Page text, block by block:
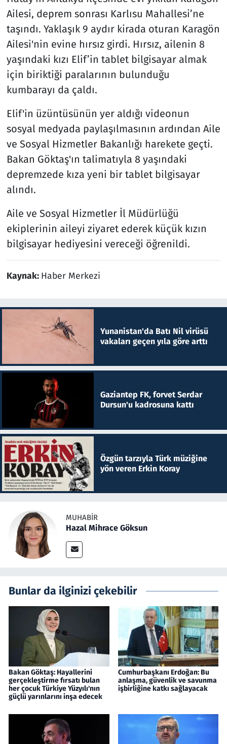
Ailesi, deprem sonrası Karlısu Mahallesi’ne
taşındı. Yaklaşık 9 aydır kirada oturan Karagön
Ailesi'nin evine hırsız girdi. Hırsız, ailenin 8
yaşındaki kızı Elif’in tablet bilgisayar almak
için biriktiği paralarının bulunduğu
kumbarayı da çaldı.
Elif'in üzüntüsünün yer aldığı videonun
sosyal medyada paylaşılmasının ardından Aile
ve Sosyal Hizmetler Bakanlığı harekete geçti.
Bakan Göktaş'ın talimatıyla 8 yaşındaki
depremzede kıza yeni bir tablet bilgisayar
alındı.
Aile ve Sosyal Hizmetler İl Müdürlüğü
ekiplerinin aileyi ziyaret ederek küçük kızın
bilgisayar hediyesini vereceği öğrenildi.
Kaynak: Haber Merkezi
Yunanistan'da Batı Nil virüsü
vakaları geçen yıla göre arttı
Gaziantep FK, forvet Serdar
Dursun'u kadrosuna kattı
Özgün tarzıyla Türk müziğine
yön veren Erkin Koray
MUHABIR
Hazal Mihrace Göksun
Bunlar da ilginizi çekebilir
Bakan Göktaş: Hayallerini
gerçekleştirme fırsatı bulan
her çocuk Türkiye Yüzyılı'nın
güçlü yarınlarını inşa edecek
Cumhurbaşkanı Erdoğan: Bu
anlaşma, güvenlik ve savunma
işbirliğine katkı sağlayacak
Teknoloji ve Bilim
Televizyon